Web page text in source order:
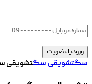
سگتشویقی سگتشویقی